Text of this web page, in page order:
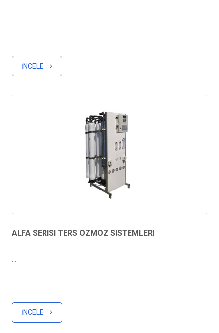
...
İNCELE
ALFA SERISI TERS OZMOZ SISTEMLERI
...
İNCELE